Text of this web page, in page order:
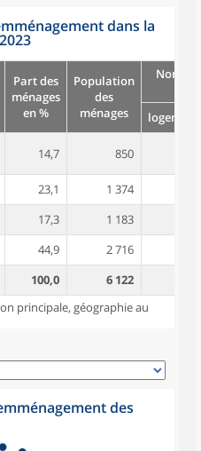
dans la
Part des
ménages
en %
Population
des
ménages
logement
14,7 850
23,1 1 374
17,3 1 183
44,9 2 716
100,0 6 122
principale, géographie au
des